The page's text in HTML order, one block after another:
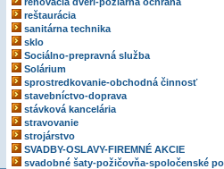
reštaurácia
sanitárna technika
sklo
Sociálno-prepravná služba
Solárium
sprostredkovanie-obchodná činnosť
stavebníctvo-doprava
stávková kancelária
stravovanie
strojárstvo
SVADBY-OSLAVY-FIREMNÉ AKCIE
svadobné šaty-požičovňa-spoločenské